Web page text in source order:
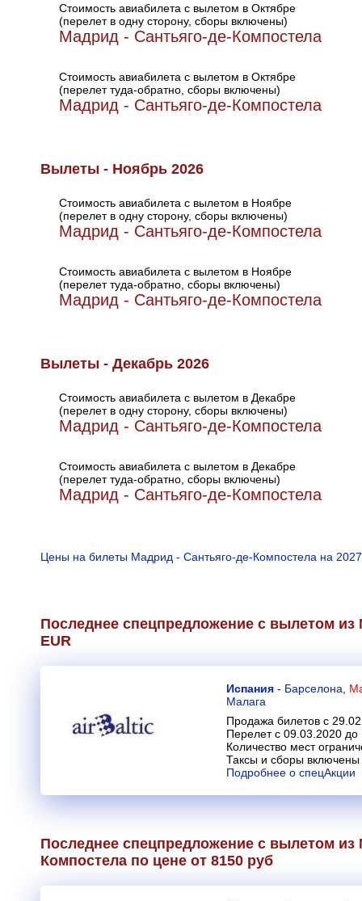
Стоимость авиабилета с вылетом в Октябре
(перелет в одну сторону, сборы включены)
Мадрид - Сантьяго-де-Компостела
Стоимость авиабилета с вылетом в Октябре
(перелет туда-обратно, сборы включены)
Мадрид - Сантьяго-де-Компостела
Вылеты - Ноябрь 2026
Стоимость авиабилета с вылетом в Ноябре
(перелет в одну сторону, сборы включены)
Мадрид - Сантьяго-де-Компостела
Стоимость авиабилета с вылетом в Ноябре
(перелет туда-обратно, сборы включены)
Мадрид - Сантьяго-де-Компостела
Вылеты - Декабрь 2026
Стоимость авиабилета с вылетом в Декабре
(перелет в одну сторону, сборы включены)
Мадрид - Сантьяго-де-Компостела
Стоимость авиабилета с вылетом в Декабре
(перелет туда-обратно, сборы включены)
Мадрид - Сантьяго-де-Компостела
Цены на билеты Мадрид - Сантьяго-де-Компостела на 2027
Последнее спецпредложение с вылетом
EUR
Испания - Барселона
Малага
Продажа билетов с
Перелет с 09.03.2020 до
Количество мест
Таксы и сборы включены
Подробнее о спецАкции
Последнее спецпредложение с вылетом
Компостела по цене от 8150 руб